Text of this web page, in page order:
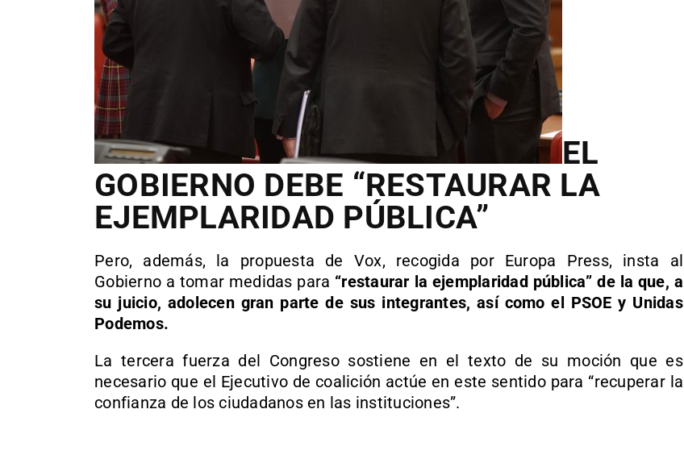
EL
GOBIERNO DEBE “RESTAURAR LA
EJEMPLARIDAD PÚBLICA”
Pero, además, la propuesta de Vox, recogida por Europa Press, insta al
Gobierno a tomar medidas para “restaurar la ejemplaridad pública” de la que, a
su juicio, adolecen gran parte de sus integrantes, así como el PSOE y Unidas
Podemos.
La tercera fuerza del Congreso sostiene en el texto de su moción que es
necesario que el Ejecutivo de coalición actúe en este sentido para “recuperar la
confianza de los ciudadanos en las instituciones”.